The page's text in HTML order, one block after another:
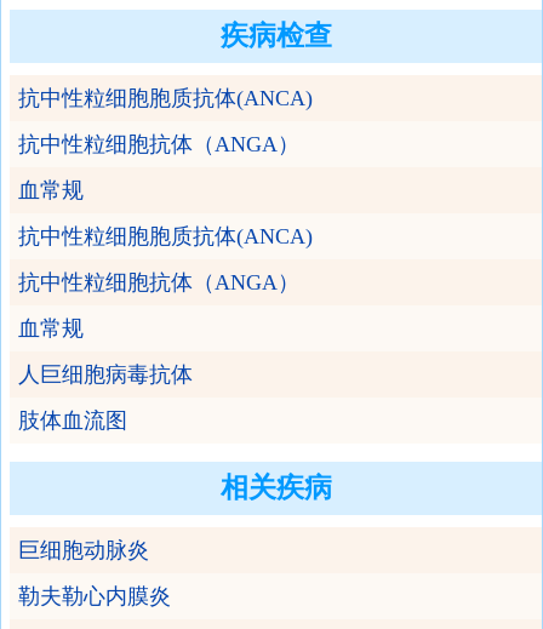
疾病检查
抗中性粒细胞胞质抗体(ANCA)
抗中性粒细胞抗体（ANGA）
血常规
抗中性粒细胞胞质抗体(ANCA)
抗中性粒细胞抗体（ANGA）
血常规
人巨细胞病毒抗体
肢体血流图
相关疾病
巨细胞动脉炎
勒夫勒心内膜炎